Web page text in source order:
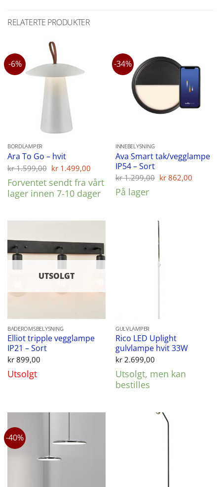
RELATERTE PRODUKTER
-6%
BORDLAMPER
Ara To Go – hvit
kr1.599,00 Opprinnelig
var:
kr 1.599,00.
kr 1.499,00 Nåværende
pris
er:
kr 1.499,00.
Forventet sendt fra vårt
lager innen 7-10 dager
-34%
INNEBELYSNING
Ava Smart tak/vegglampe
IP54 – Sort
kr1.299,00 Opprinnelig
kr 862,00
På lager
UTSOLGT
BADEROMSBELYSNING
Elliot tripple vegglampe
IP21 – Sort
kr899,00
Utsolgt
GULVLAMPER
Rico LED Uplight
gulvlampe hvit 33W
kr2.699,00
Utsolgt, men kan
bestilles
-40%